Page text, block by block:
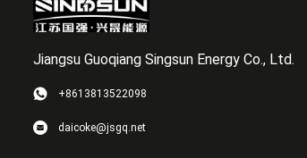
Jiangsu Guoqiang Singsun Energy Co., Ltd.
+8613813522098
daicoke@jsgq.net